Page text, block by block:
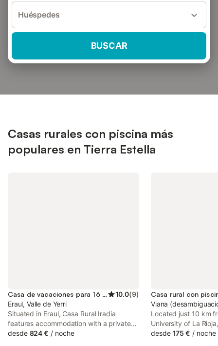
Huéspedes
BUSCAR
Casas rurales con piscina más
populares en Tierra Estella
Casa de vacaciones para 16 personas 10.0(9)
Eraul, Valle de Yerri
Situated in Eraul, Casa Rural Iradia
features accommodation with a private
pool, a balcony and pool views. The
desde 824 € / noche
Viana
Located just 10 km
University of La
offers
desde 175 € / noche